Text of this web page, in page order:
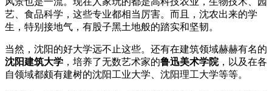
艺、食品科学，这些专业都相当厉害。而且，沈农出来的学
生，特别接地气，有股子黑土地般的踏实和坚韧。
当然，沈阳的好大学远不止这些。还有在建筑领域赫赫有名的
沈阳建筑大学 ，培养了无数艺术家的鲁迅美术学院，以及在各
自领域都颇有建树的沈阳工业大学、沈阳理工大学等等。